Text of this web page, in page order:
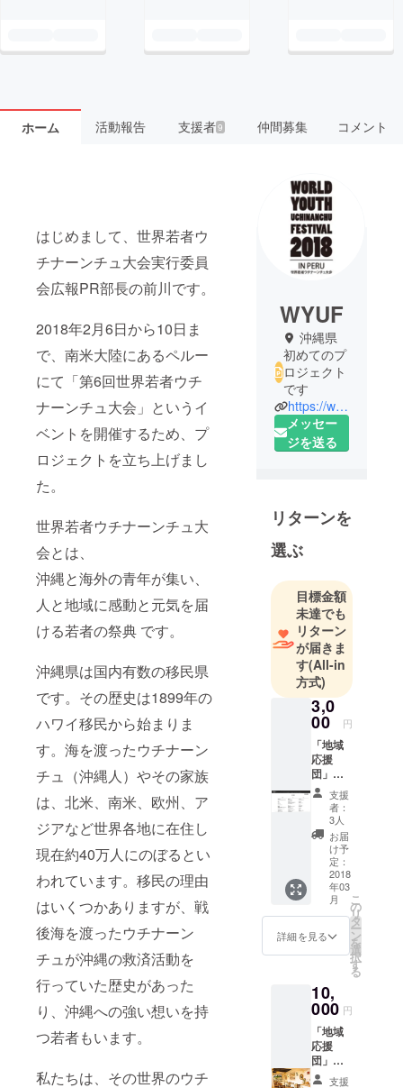
ホーム 活動報告 支援者9 仲間募集 コメント
はじめまして、世界若者ウ
チナーンチュ大会実行委員
会広報PR部長の前川です。
2018年2月6日から10日ま
で、南米大陸にあるペルー
にて「第6回世界若者ウチ
ナーンチュ大会」というイ
ベントを開催するため、プ
ロジェクトを立ち上げまし
た。
世界若者ウチナーンチュ大
会とは、
沖縄と海外の青年が集い、
人と地域に感動と元気を届
ける若者の祭典 です。
沖縄県は国内有数の移民県
です。その歴史は1899年の
ハワイ移民から始まりま
す。海を渡ったウチナーン
チュ（沖縄人）やその家族
は、北米、南米、欧州、ア
ジアなど世界各地に在住し
現在約40万人にのぼるとい
われています。移民の理由
はいくつかありますが、戦
後海を渡ったウチナーン
チュが沖縄の救済活動を
行っていた歴史があった
り、沖縄への強い想いを持
つ若者もいます。
私たちは、その世界のウチ
WYUF
沖縄県
初めてのプ
ロジェクト
です
https://wyuf.okinawa/
メッセー
ジを送る
リターンを
選ぶ
目標金額
未達でも
リターン
が届きま
す(All-in
方式)
3,0
00 円
「地域
応援
団」と
して、
①公式
Web
ページ
にお名
前を掲
載 ②パ
ンフ
レット
にお名
前を記
載 ③報
告書に
を記載
(例）地
域応援
団 沖縄
市
○○○○、
○○○○ 金
支援
者：
3人
お届
け予
定：
2018
年03
月
詳細を見る
こ
の
リ
タ
ー
ン
を
選
択
す
る
10,
000 円
「地域
応援
団」と
して、
支援